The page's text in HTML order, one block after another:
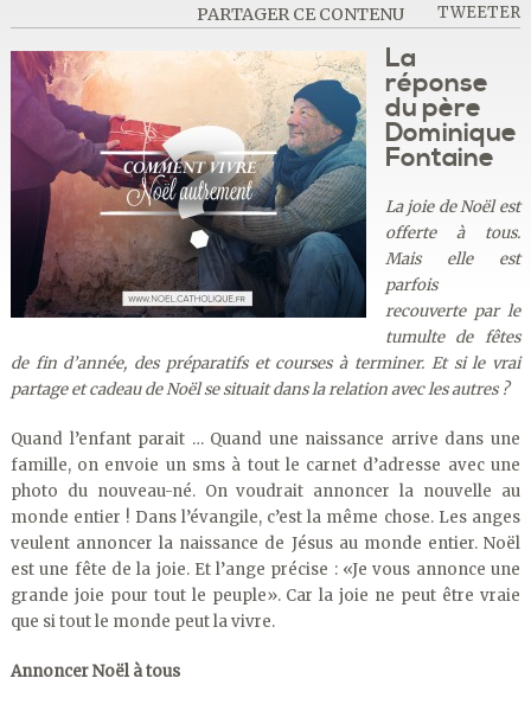
PARTAGER CE CONTENU TWEETER
La
réponse
du père
Dominique
Fontaine
La joie de Noël est
offerte à tous.
Mais elle est
parfois
recouverte par le
tumulte de fêtes
de fin d’année, des préparatifs et courses à terminer. Et si le vrai
partage et cadeau de Noël se situait dans la relation avec les autres ?
Quand l’enfant parait … Quand une naissance arrive dans une
famille, on envoie un sms à tout le carnet d’adresse avec une
photo du nouveau-né. On voudrait annoncer la nouvelle au
monde entier ! Dans l’évangile, c’est la même chose. Les anges
veulent annoncer la naissance de Jésus au monde entier. Noël
est une fête de la joie. Et l’ange précise : «Je vous annonce une
grande joie pour tout le peuple». Car la joie ne peut être vraie
que si tout le monde peut la vivre.
Annoncer Noël à tous